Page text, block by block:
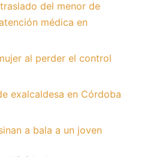
del menor de
médica en
al perder el control
exalcaldesa en Córdoba
a bala a un joven